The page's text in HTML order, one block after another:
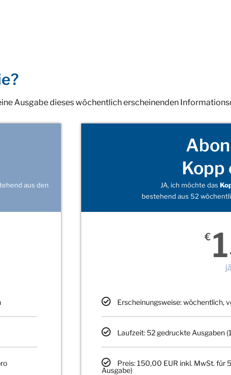
Ausgabe dieses wöchentlich erscheinenden
aus den
Kopp
JA, ich möchte das
bestehend aus 52
€
Erscheinungsweise: wöchentlich,
Laufzeit: 52 gedruckte Ausgaben
Preis: 150,00 EUR inkl. MwSt. für
Ausgabe)